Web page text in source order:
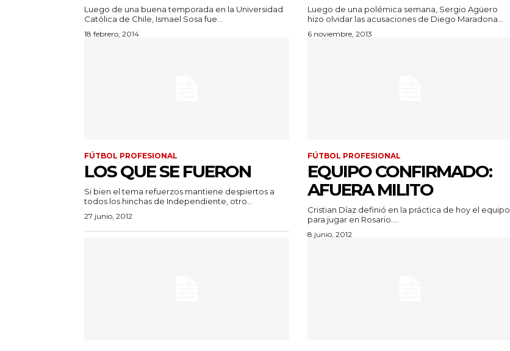
Luego de una buena temporada en la Universidad
Católica de Chile, Ismael Sosa fue...
18 febrero, 2014
Luego de una polémica semana, Sergio Agüero
hizo olvidar las acusaciones de Diego Maradona...
6 noviembre, 2013
FÚTBOL PROFESIONAL
LOS QUE SE FUERON
Si bien el tema refuerzos mantiene despiertos a
todos los hinchas de Independiente, otro...
27 junio, 2012
FÚTBOL PROFESIONAL
EQUIPO CONFIRMADO:
AFUERA MILITO
Cristian Díaz definió en la práctica de hoy el equipo
para jugar en Rosario....
8 junio, 2012